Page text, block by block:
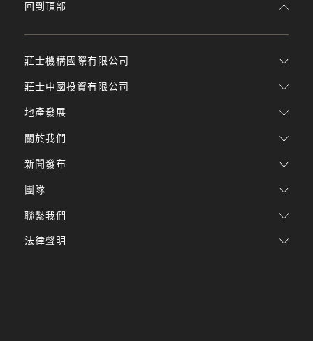
莊士機構國際有限公司
莊士中國投資有限公司
地產發展
關於我們
新聞發布
團隊
回到頂部
聯繫我們
法律聲明